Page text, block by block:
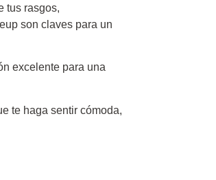
tus rasgos,
son claves para un
excelente para una
te haga sentir cómoda,